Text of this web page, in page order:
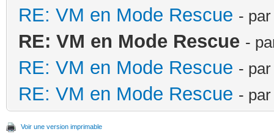
RE: VM en Mode Rescue -
RE: VM en Mode Rescue -
RE: VM en Mode Rescue -
RE: VM en Mode Rescue -
Voir une version imprimable